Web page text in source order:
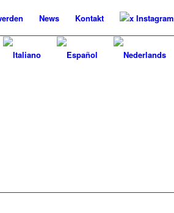
News Kontakt x Instagram